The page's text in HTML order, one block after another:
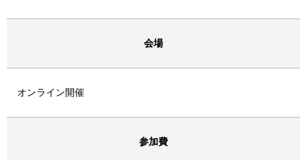
会場
オンライン開催
参加費